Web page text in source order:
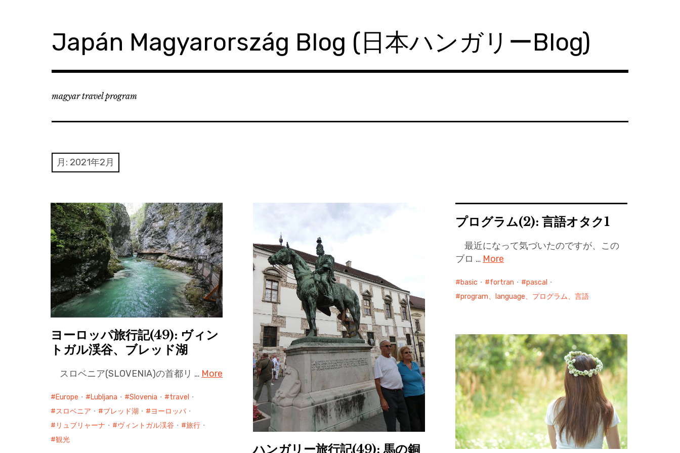
Japán Magyarország Blog (日本ハンガリーBlog)
magyar travel program
月: 2021年2月
ヨーロッパ旅行記(49): ヴィン
トガル渓谷、ブレッド湖
スロベニア(SLOVENIA)の首都リ … More
Europe ・ Lubljana ・ Slovenia ・ travel ・
スロベニア ・ ブレッド湖 ・ ヨーロッパ ・
リュブリャーナ ・ ヴィントガル渓谷 ・ 旅行 ・
観光
ハンガリー旅行記(49): 馬の銅
プログラム(2): 言語オタク1
最近になって気づいたのですが、この
ブロ … More
basic ・ fortran ・ pascal ・
program、language、プログラム、言語